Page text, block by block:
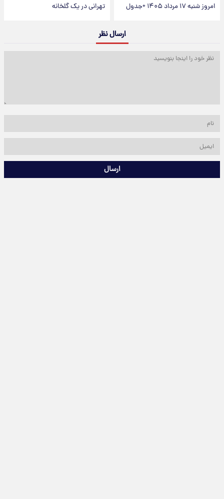
امروز شنبه ۱۷ مرداد ۱۴۰۵ +جدول
تهرانی در یک گلخانه
ارسال نظر
ارسال